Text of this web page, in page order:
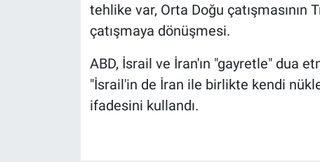
tehlike var, Orta Doğu
çatışmaya dönüşmesi.
ABD, İsrail ve İran'ın "gayretle" dua
"İsrail'in de İran ile birlikte kendi
ifadesini kullandı.
Teknoloji